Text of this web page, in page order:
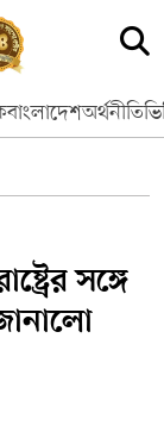
বাংলাদেশঅর্থনীতি
সঙ্গে